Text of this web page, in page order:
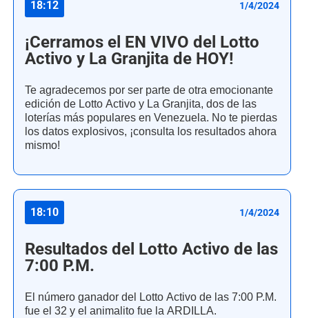
18:12 1/4/2024
¡Cerramos el EN VIVO del Lotto
Activo y La Granjita de HOY!
Te agradecemos por ser parte de otra emocionante
edición de Lotto Activo y La Granjita, dos de las
loterías más populares en Venezuela. No te pierdas
los datos explosivos, ¡consulta los resultados ahora
mismo!
18:10 1/4/2024
Resultados del Lotto Activo de las
7:00 P.M.
El número ganador del Lotto Activo de las 7:00 P.M.
fue el 32 y el animalito fue la ARDILLA.